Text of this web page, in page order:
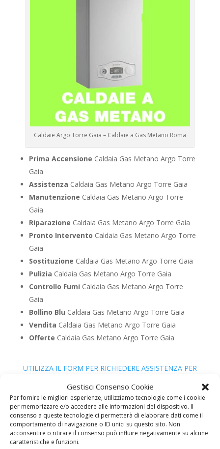
Gestisci Consenso Cookie
Per fornire le migliori esperienze, utilizziamo tecnologie come i cookie
per memorizzare e/o accedere alle informazioni del dispositivo. Il
consenso a queste tecnologie ci permetterà di elaborare dati come il
comportamento di navigazione o ID unici su questo sito. Non
acconsentire o ritirare il consenso può influire negativamente su alcune
caratteristiche e funzioni.
Caldaie Argo Torre Gaia – Caldaie a Gas Metano Roma
Prima Accensione Caldaia Gas Metano Argo Torre
Gaia
Assistenza Caldaia Gas Metano Argo Torre Gaia
Manutenzione Caldaia Gas Metano Argo Torre
Gaia
Riparazione Caldaia Gas Metano Argo Torre Gaia
Pronto Intervento Caldaia Gas Metano Argo Torre
Gaia
Sostituzione Caldaia Gas Metano Argo Torre Gaia
Pulizia Caldaia Gas Metano Argo Torre Gaia
Controllo Fumi Caldaia Gas Metano Argo Torre
Gaia
Bollino Blu Caldaia Gas Metano Argo Torre Gaia
Vendita Caldaia Gas Metano Argo Torre Gaia
Offerte Caldaia Gas Metano Argo Torre Gaia
UTILIZZA IL FORM PER RICHIEDERE ASSISTENZA PER
Assistenza Caldaia Gasolio
Argo